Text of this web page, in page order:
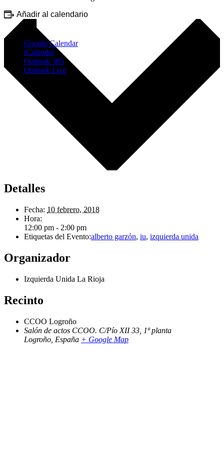
Añadir al calendario
Google Calendar
iCalendar
Outlook 365
Outlook Live
Detalles
Fecha: 10 febrero, 2018
Hora:
12:00 pm - 2:00 pm
Etiquetas del Evento:alberto garzón, iu, izquierda unida
Organizador
Izquierda Unida La Rioja
Recinto
CCOO Logroño
Salón de actos CCOO. C/Pío XII 33, 1ª planta
Logroño España + Google Map